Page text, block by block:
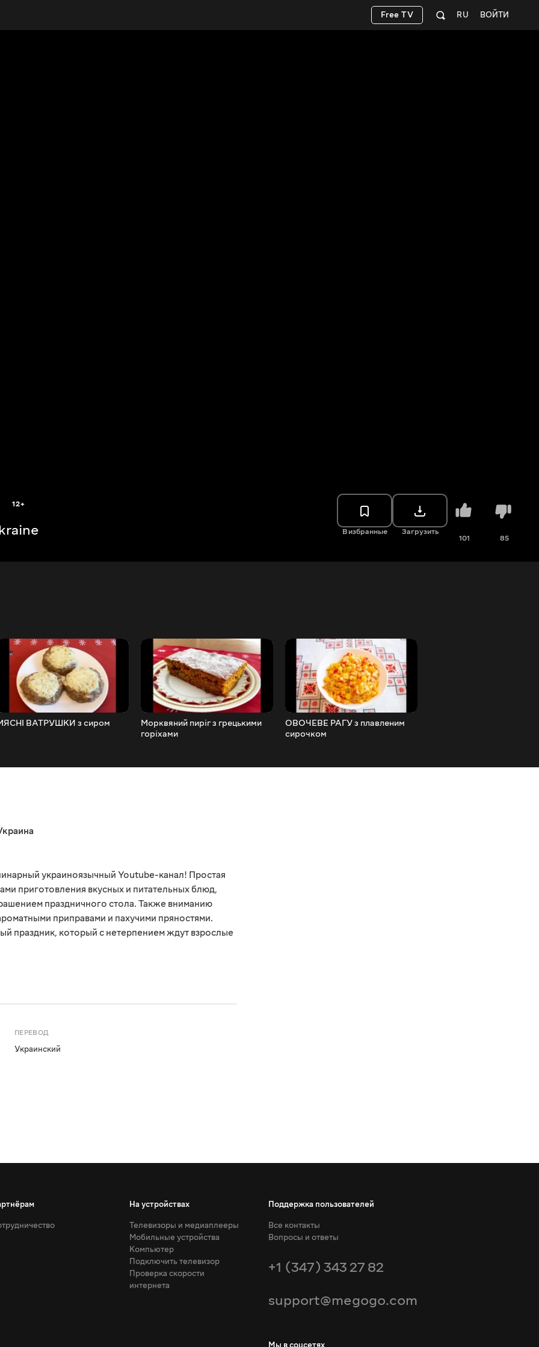
ВОЙТИ
RU
Free TV
12+
В избранные Загрузить
101 85
ВАТРУШКИ з сиром
Морквяний пиріг з грецькими
горіхами
ОВОЧЕВЕ РАГУ з плавленим
сирочком
украиноязычный Youtube-канал! Простая
приготовления вкусных и питательных блюд,
праздничного стола. Также вниманию
приправами и пахучими пряностями.
праздник, который с нетерпением ждут взрослые
ПЕРЕВОД
Украинский
На устройствах
Телевизоры и медиаплееры
Мобильные устройства
Компьютер
Подключить телевизор
Проверка скорости
интернета
Поддержка пользователей
Все контакты
Вопросы и ответы
+1 (347) 343 27 82
support@megogo.com